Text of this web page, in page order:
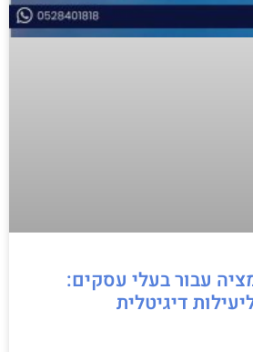
עבור בעלי עסקים:
דיגיטלית